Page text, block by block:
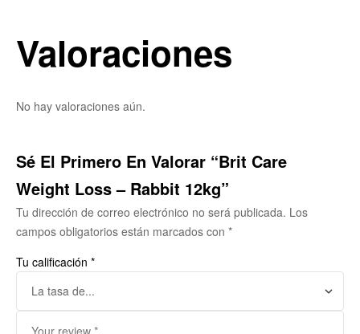
Valoraciones
No hay valoraciones aún.
Sé El Primero En Valorar “Brit Care
Weight Loss – Rabbit 12kg”
Tu dirección de correo electrónico no será publicada. Los
campos obligatorios están marcados con *
Tu calificación *